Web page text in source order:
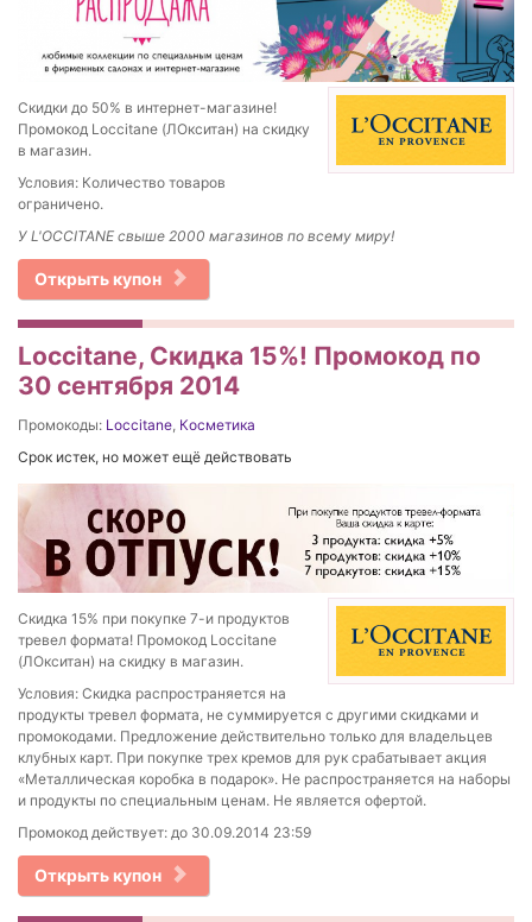
Скидки до 50% в интернет-магазине!
Промокод Loccitane (ЛОкситан) на скидку
в магазин.
Условия: Количество товаров
ограничено.
У L'OCCITANE свыше 2000 магазинов по всему миру!
Открыть купон
Loccitane, Скидка 15%! Промокод по
30 сентября 2014
Промокоды: Loccitane Косметика
Срок истек, но может ещё действовать
Скидка 15% при покупке 7-и продуктов
тревел формата! Промокод Loccitane
(ЛОкситан) на скидку в магазин.
Условия: Скидка распространяется на
продукты тревел формата, не суммируется с другими скидками и
промокодами. Предложение действительно только для владельцев
клубных карт. При покупке трех кремов для рук срабатывает акция
«Металлическая коробка в подарок». Не распространяется на наборы
и продукты по специальным ценам. Не является офертой.
Промокод действует: до 30.09.2014 23:59
Открыть купон